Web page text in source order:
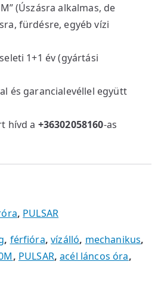
(Úszásra alkalmas, de
fürdésre, egyéb vízi
1+1 év (gyártási
és garancialevéllel együtt
hívd a +36302058160-as
, PULSAR
, férfióra,vízálló, mechanikus,
, PULSAR,acél láncos óra,